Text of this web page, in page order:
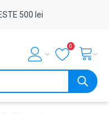
500 lei
0